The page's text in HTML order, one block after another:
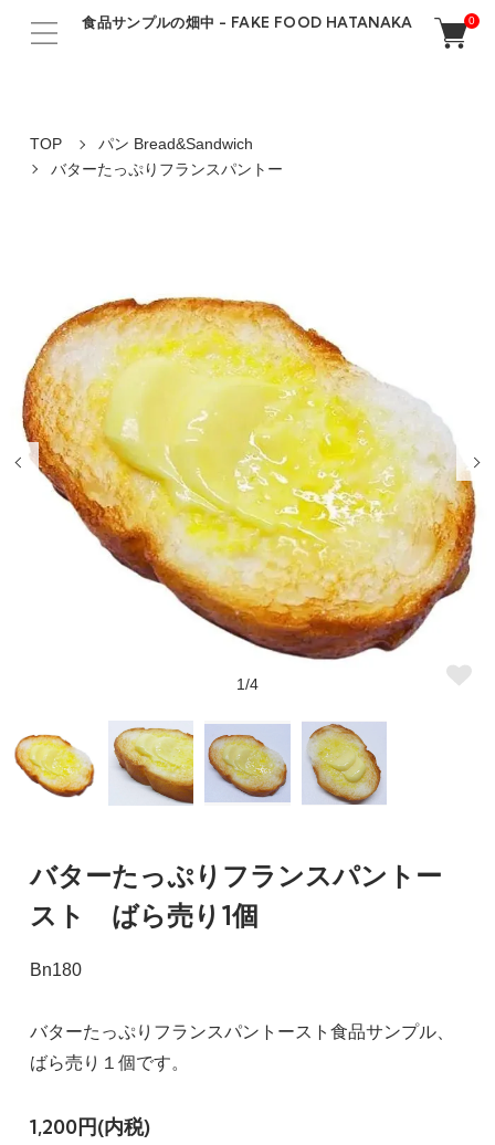
食品サンプルの畑中 - FAKE FOOD HATANAKA 0
TOP
パン Bread&Sandwich
バターたっぷりフランスパントー
1/4
バターたっぷりフランスパントー
スト ばら売り1個
Bn180
バターたっぷりフランスパントースト食品サンプル、
ばら売り１個です。
1,200円(内税)